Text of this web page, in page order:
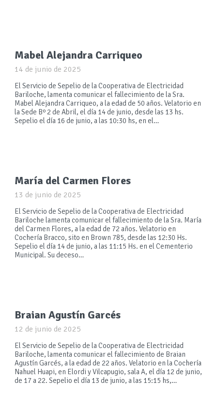
Mabel Alejandra Carriqueo
14 de junio de 2025
El Servicio de Sepelio de la Cooperativa de Electricidad
Bariloche, lamenta comunicar el fallecimiento de la Sra.
Mabel Alejandra Carriqueo, a la edad de 50 años. Velatorio en
la Sede Bº 2 de Abril, el día 14 de junio, desde las 13 hs.
Sepelio el día 16 de junio, a las 10:30 hs, en el…
María del Carmen Flores
13 de junio de 2025
El Servicio de Sepelio de la Cooperativa de Electricidad
Bariloche lamenta comunicar el fallecimiento de la Sra. María
del Carmen Flores, a la edad de 72 años. Velatorio en
Cochería Bracco, sito en Brown 785, desde las 12:30 Hs.
Sepelio el día 14 de junio, a las 11:15 Hs. en el Cementerio
Municipal. Su deceso…
Braian Agustín Garcés
12 de junio de 2025
El Servicio de Sepelio de la Cooperativa de Electricidad
Bariloche, lamenta comunicar el fallecimiento de Braian
Agustín Garcés, a la edad de 22 años. Velatorio en la Cochería
Nahuel Huapi, en Elordi y Vilcapugio, sala A, el día 12 de junio,
de 17 a 22. Sepelio el día 13 de junio, a las 15:15 hs,…